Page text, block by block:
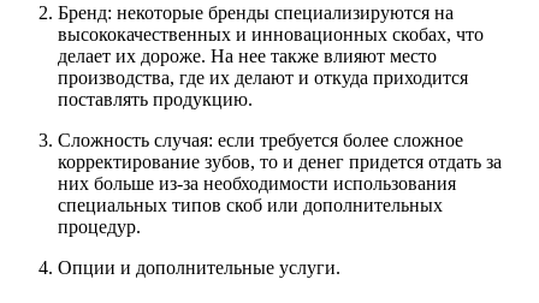
Бренд: некоторые бренды специализируются на
высококачественных и инновационных скобах, что
делает их дороже. На нее также влияют место
производства, где их делают и откуда приходится
поставлять продукцию.
Сложность случая: если требуется более сложное
корректирование зубов, то и денег придется отдать за
них больше из-за необходимости использования
специальных типов скоб или дополнительных
процедур.
Опции и дополнительные услуги.